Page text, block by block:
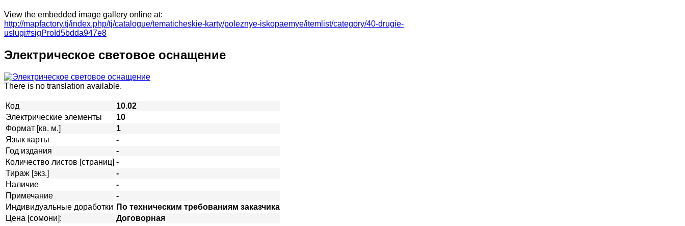
View the embedded image gallery online at:
http://mapfactory.tj/index.php/tj/catalogue/tematicheskie-karty/poleznye-iskopaemye/itemlist/category/40-drugie-
uslugi#sigProId5bdda947e8
Электрическое световое оснащение
There is no translation available.
Код
10.02
Электрические элементы
10
Формат [кв. м.]
1
Язык карты
-
Год издания
-
Количество листов [страниц] -
Тираж [экз.]
-
Наличие
-
Примечание
-
Индивидуальные доработки По техническим требованиям заказчика
Цена [сомони]:
Договорная